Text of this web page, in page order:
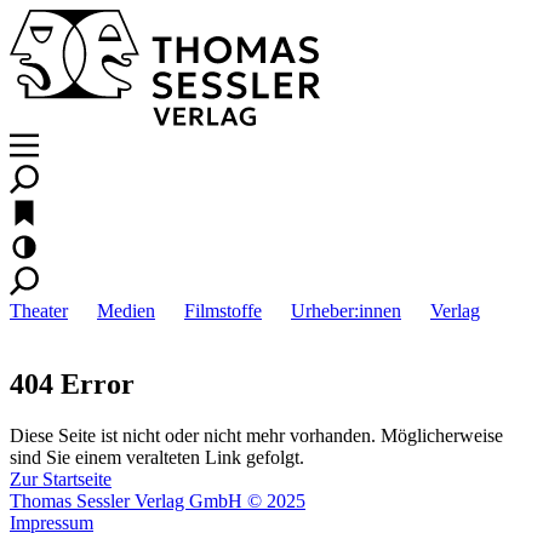
Theater Medien Filmstoffe Urheber:innen Verlag
404 Error
Diese Seite ist nicht oder nicht mehr vorhanden. Möglicherweise
sind Sie einem veralteten Link gefolgt.
Zur Startseite
Thomas Sessler Verlag GmbH © 2025
Impressum